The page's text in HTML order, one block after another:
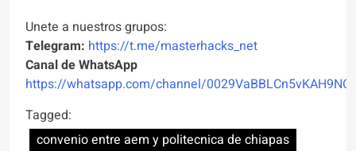
Unete a nuestros grupos:
Telegram: https://t.me/masterhacks_net
Canal de WhatsApp
https://whatsapp.com/channel/
Tagged:
convenio entre aem y politecnica de chiapas